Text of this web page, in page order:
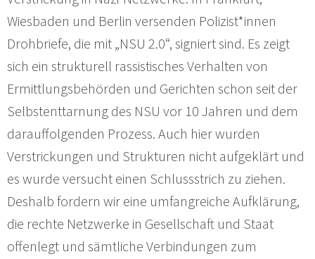
Wiesbaden und Berlin versenden Polizist*innen
Drohbriefe, die mit „NSU 2.0“, signiert sind. Es zeigt
sich ein strukturell rassistisches Verhalten von
Ermittlungsbehörden und Gerichten schon seit der
Selbstenttarnung des NSU vor 10 Jahren und dem
darauffolgenden Prozess. Auch hier wurden
Verstrickungen und Strukturen nicht aufgeklärt und
es wurde versucht einen Schlussstrich zu ziehen.
Deshalb fordern wir eine umfangreiche Aufklärung,
die rechte Netzwerke in Gesellschaft und Staat
offenlegt und sämtliche Verbindungen zum